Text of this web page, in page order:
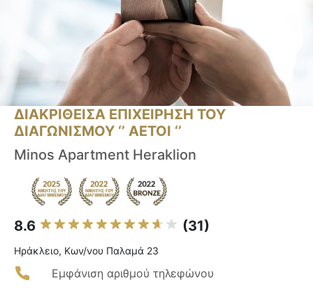
ΔΙΑΚΡΙΘΕΙΣΑ ΕΠΙΧΕΙΡΗΣΗ ΤΟΥ
ΔΙΑΓΩΝΙΣΜΟΥ ‘’ ΑΕΤΟΙ ‘’
Minos Apartment Heraklion
8.6 (31)
Ηράκλειο, Κων/νου Παλαμά 23
Εμφάνιση αριθμού τηλεφώνου